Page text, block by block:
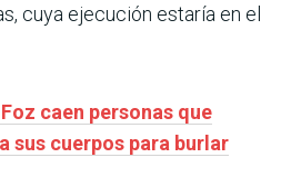
cuya ejecución estaría en el
caen personas que
sus cuerpos para burlar